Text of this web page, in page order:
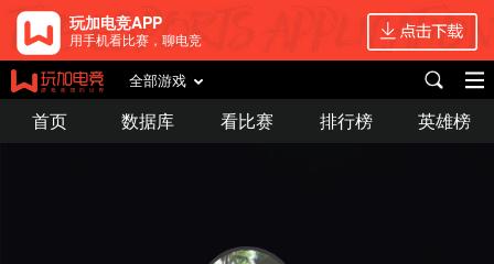
玩加电竞APP
用手机看比赛，聊电竞
全部游戏
首页 数据库 看比赛 排行榜 英雄榜